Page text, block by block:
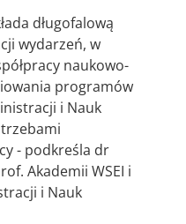
długofalową
wydarzeń, w
naukowo-
programów
i Nauk
- podkreśla dr
Akademii WSEI i
i Nauk